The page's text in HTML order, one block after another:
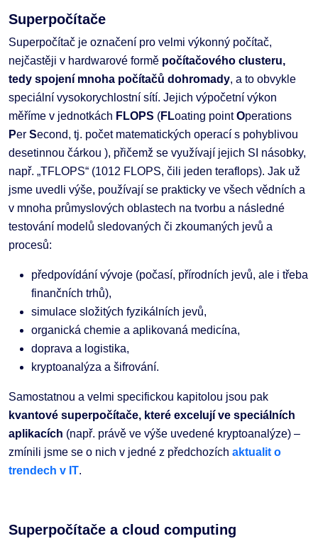
Superpočítače
Superpočítač je označení pro velmi výkonný počítač,
nejčastěji v hardwarové formě počítačového clusteru,
tedy spojení mnoha počítačů dohromady, a to obvykle
speciální vysokorychlostní sítí. Jejich výpočetní výkon
měříme v jednotkách FLOPS (FLoating pointOperations
Per Second, tj. počet matematických operací s pohyblivou
desetinnou čárkou ), přičemž se využívají jejich SI násobky,
např. „TFLOPS“ (1012 FLOPS, čili jeden teraflops). Jak už
jsme uvedli výše, používají se prakticky ve všech vědních a
v mnoha průmyslových oblastech na tvorbu a následné
testování modelů sledovaných či zkoumaných jevů a
procesů:
předpovídání vývoje (počasí, přírodních jevů, ale i třeba
finančních trhů),
simulace složitých fyzikálních jevů,
organická chemie a aplikovaná medicína,
doprava a logistika,
kryptoanalýza a šifrování.
Samostatnou a velmi specifickou kapitolou jsou pak
kvantové superpočítače, které excelují ve speciálních
aplikacích (např. právě ve výše uvedené kryptoanalýze) –
zmínili jsme se o nich v jedné z předchozích aktualit o
trendech v IT.
Superpočítače a cloud computing